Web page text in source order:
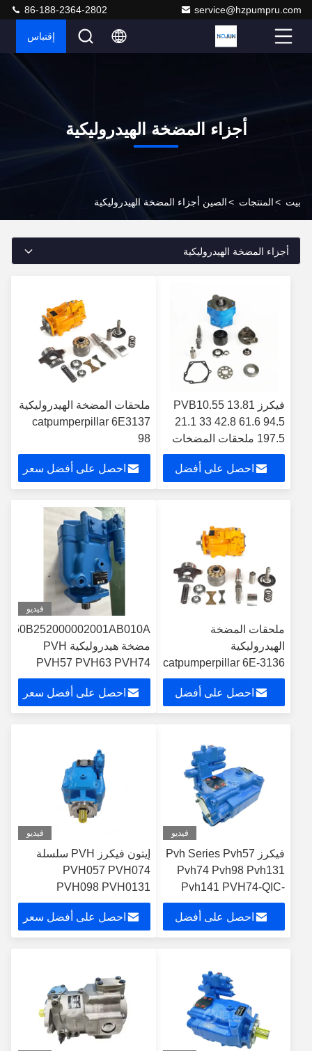
service@hzpumpru.com
86-188-2364-2802
إقتباس
أجزاء المضخة الهيدروليكية
بيت >المنتجات >الصين أجزاء المضخة الهيدروليكية
أجزاء المضخة الهيدروليكية
فيكرز PVB10.55 13.81
21.1 33 42.8 61.6 94.5
197.5 ملحقات المضخات
الهيدروليكية
احصل على أفضل
ملحقات المضخة الهيدروليكية
catpumperpillar 6E3137
98
احصل على أفضل سعر
ملحقات المضخة
الهيدروليكية
catpumperpillar 6E-3136
74
احصل على أفضل
فيديو
مضخة هيدروليكية PVH
PVH57 PVH63 PVH74
PVH81 PVH98
PVH074R04A مصنع
مضخات البستون
احصل على أفضل سعر
فيديو
فيكرز Pvh Series Pvh57
Pvh74 Pvh98 Pvh131
Pvh141 PVH74-QIC-
RF1S-10-C2531 مضخة
البستون الهيدروليكية
المورد الصيني
احصل على أفضل
فيديو
إيتون فيكرز PVH سلسلة
PVH057 PVH074
PVH098 PVH0131
احصل على أفضل سعر